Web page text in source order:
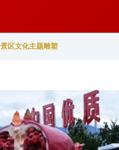
景区文化主题雕塑